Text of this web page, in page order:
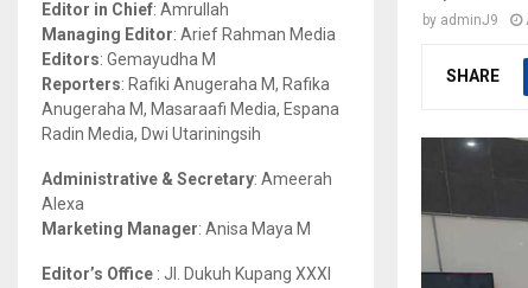
by adminJ9
SHARE
r
:
R
H
Editor in Chief: Amrullah
Managing Editor: Arief Rahman Media
Editors: Gemayudha M
Reporters: Rafiki Anugeraha M, Rafika
Anugeraha M, Masaraafi Media, Espana
Radin Media, Dwi Utariningsih
Administrative & Secretary: Ameerah
Alexa
Marketing Manager: Anisa Maya M
Editor’s Office : Jl. Dukuh Kupang XXXI